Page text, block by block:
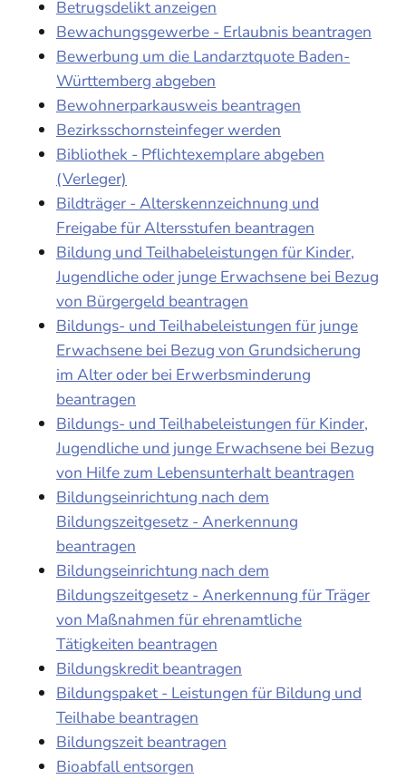
Betrugsdelikt anzeigen
Bewachungsgewerbe - Erlaubnis beantragen
Bewerbung um die Landarztquote Baden-
Württemberg abgeben
Bewohnerparkausweis beantragen
Bezirksschornsteinfeger werden
Bibliothek - Pflichtexemplare abgeben
(Verleger)
Bildträger - Alterskennzeichnung und
Freigabe für Altersstufen beantragen
Bildung und Teilhabeleistungen für Kinder,
Jugendliche oder junge Erwachsene bei Bezug
von Bürgergeld beantragen
Bildungs- und Teilhabeleistungen für junge
Erwachsene bei Bezug von Grundsicherung
im Alter oder bei Erwerbsminderung
beantragen
Bildungs- und Teilhabeleistungen für Kinder,
Jugendliche und junge Erwachsene bei Bezug
von Hilfe zum Lebensunterhalt beantragen
Bildungseinrichtung nach dem
Bildungszeitgesetz - Anerkennung
beantragen
Bildungseinrichtung nach dem
Bildungszeitgesetz - Anerkennung für Träger
von Maßnahmen für ehrenamtliche
Tätigkeiten beantragen
Bildungskredit beantragen
Bildungspaket - Leistungen für Bildung und
Teilhabe beantragen
Bildungszeit beantragen
Bioabfall entsorgen